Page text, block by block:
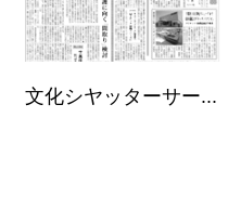
文化シヤッターサー...